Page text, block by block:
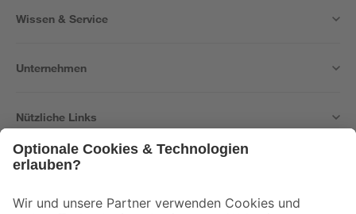
Wissen & Service
Unternehmen
Nützliche Links
Der toom Newsletter: Keine Angebote und Aktionen mehr verpassen!